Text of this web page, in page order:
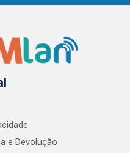
e Devolução